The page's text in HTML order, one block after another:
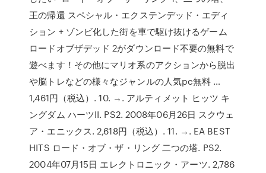
王の帰還 スペシャル・エクステンデッド・エディ
ション + ゾンビ化した街を車で駆け抜けるゲーム
ロードオブザデッド 2がダウンロード不要の無料で
遊べます！その他にマリオ系のアクションから脱出
や脳トレなどの様々なジャンルの人気pc無料 …
1,461円（税込）. 10. →. アルティメット ヒッツ キ
ングダム ハーツII. PS2. 2008年06月26日 スクウェ
ア・エニックス. 2,618円（税込）. 11. →. EA BEST
HITS ロード・オブ・ザ・リング 二つの塔. PS2.
2004年07月15日 エレクトロニック・アーツ. 2,786